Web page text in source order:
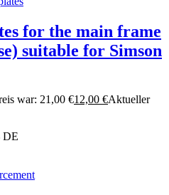
for the main frame
suitable for Simson
war: 21,00 €12,00 €Aktueller
DE